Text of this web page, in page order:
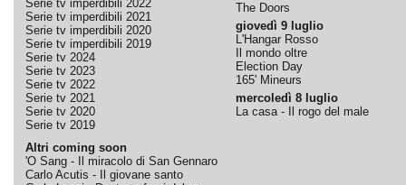
Serie tv imperdibili 2022
Serie tv imperdibili 2021
Serie tv imperdibili 2020
Serie tv imperdibili 2019
Serie tv 2024
Serie tv 2023
Serie tv 2022
Serie tv 2021
Serie tv 2020
Serie tv 2019
Altri coming soon
'O Sang - Il miracolo di San Gennaro
Carlo Acutis - Il giovane santo
The Doors
giovedì 9 luglio
L'Hangar Rosso
Il mondo oltre
Election Day
165' Mineurs
mercoledì 8 luglio
La casa - Il rogo del male